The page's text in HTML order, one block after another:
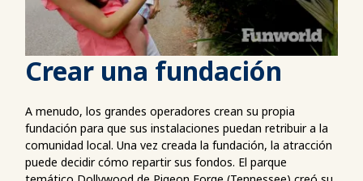
Crear una fundación
A menudo, los grandes operadores crean su propia
fundación para que sus instalaciones puedan retribuir a la
comunidad local. Una vez creada la fundación, la atracción
puede decidir cómo repartir sus fondos. El parque